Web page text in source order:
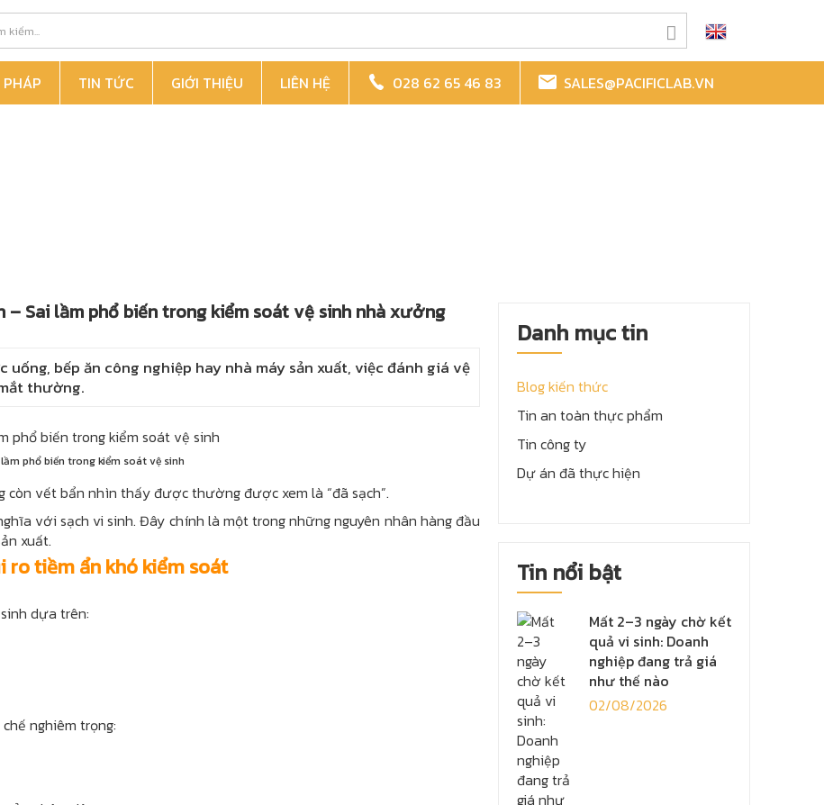
PHÁP TIN TỨC GIỚI THIỆU LIÊN HỆ 028 62 65 46 83 SALES@PACIFICLAB.VN
Sai lầm phổ biến trong kiểm soát vệ sinh nhà xưởng
bếp ăn công nghiệp hay nhà máy sản xuất, việc đánh giá vệ
thường.
phổ biến trong kiểm soát vệ sinh
còn vết bẩn nhìn thấy được thường được xem là “đã sạch”.
với sạch vi sinh. Đây chính là một trong những nguyên nhân hàng đầu
xuất.
ro tiềm ẩn khó kiểm soát
dựa trên:
nghiêm trọng:
Danh mục tin
Blog kiến thức
Tin an toàn thực phẩm
Tin công ty
Dự án đã thực hiện
Tin nổi bật
Mất 2–3 ngày chờ kết
quả vi sinh: Doanh
nghiệp đang trả giá
như thế nào
02/08/2026